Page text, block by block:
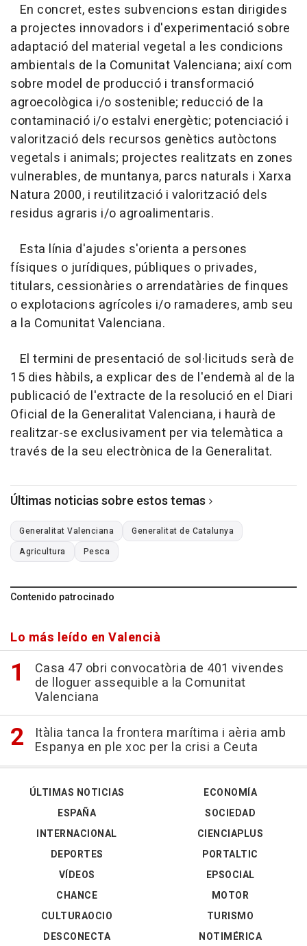
En concret, estes subvencions estan dirigides
a projectes innovadors i d'experimentació sobre
adaptació del material vegetal a les condicions
ambientals de la Comunitat Valenciana; així com
sobre model de producció i transformació
agroecològica i/o sostenible; reducció de la
contaminació i/o estalvi energètic; potenciació i
valorització dels recursos genètics autòctons
vegetals i animals; projectes realitzats en zones
vulnerables, de muntanya, parcs naturals i Xarxa
Natura 2000, i reutilització i valorització dels
residus agraris i/o agroalimentaris.
Esta línia d'ajudes s'orienta a persones
físiques o jurídiques, públiques o privades,
titulars, cessionàries o arrendatàries de finques
o explotacions agrícoles i/o ramaderes, amb seu
a la Comunitat Valenciana.
El termini de presentació de sol·licituds serà de
15 dies hàbils, a explicar des de l'endemà al de la
publicació de l'extracte de la resolució en el Diari
Oficial de la Generalitat Valenciana, i haurà de
realitzar-se exclusivament per via telemàtica a
través de la seu electrònica de la Generalitat.
Últimas noticias sobre estos temas
Generalitat Valenciana
Generalitat de Catalunya
Agricultura
Pesca
Contenido patrocinado
Lo más leído en Valencià
Casa 47 obri convocatòria de 401 vivendes
de lloguer assequible a la Comunitat
Valenciana
Itàlia tanca la frontera marítima i aèria amb
Espanya en ple xoc per la crisi a Ceuta
ÚLTIMAS NOTICIAS
ESPAÑA
INTERNACIONAL
DEPORTES
VÍDEOS
ECONOMÍA
SOCIEDAD
CIENCIAPLUS
PORTALTIC
EPSOCIAL
CHANCE
CULTURAOCIO
DESCONECTA
MOTOR
TURISMO
NOTIMÉRICA